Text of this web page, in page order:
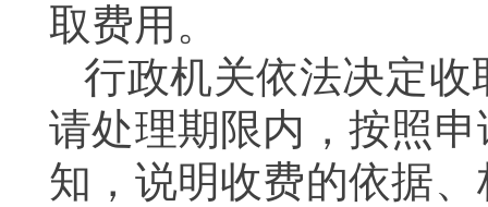
取费用。
行政机关依法决定
请处理期限内，按照
知，说明收费的依据